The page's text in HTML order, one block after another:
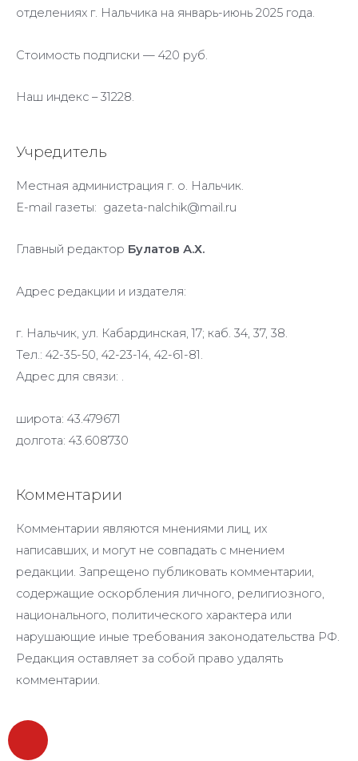
отделениях г. Нальчика на январь-июнь 2025 года.
Стоимость подписки — 420 руб.
Наш индекс – 31228.
Учредитель
Местная администрация г. о. Нальчик.
E-mail газеты: gazeta-nalchik@mail.ru
Главный редактор Булатов А.Х.
Адрес редакции и издателя:
г. Нальчик, ул. Кабардинская, 17; каб. 34, 37, 38.
Тел.: 42-35-50, 42-23-14, 42-61-81.
Адрес для связи: .
широта: 43.479671
долгота: 43.608730
Комментарии
Комментарии являются мнениями лиц, их
написавших, и могут не совпадать с мнением
редакции. Запрещено публиковать комментарии,
содержащие оскорбления личного, религиозного,
национального, политического характера или
нарушающие иные требования законодательства РФ.
Редакция оставляет за собой право удалять
комментарии.